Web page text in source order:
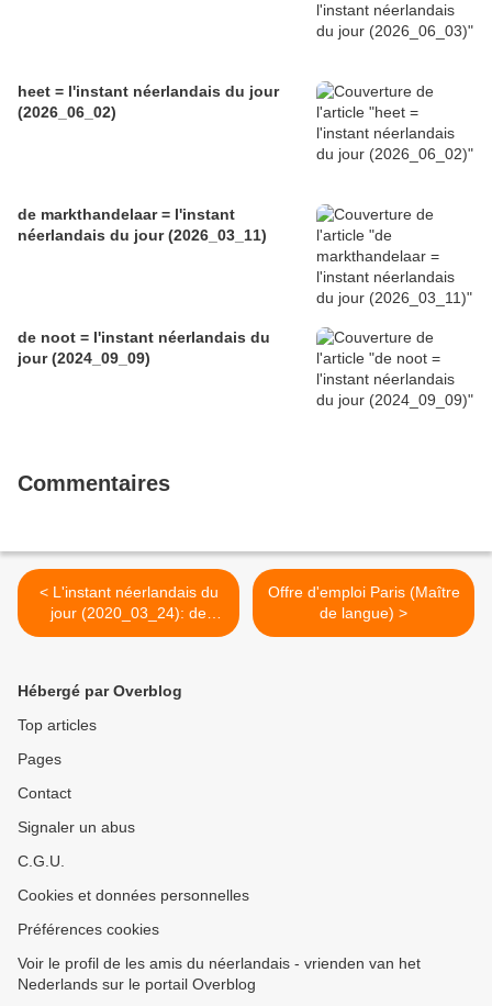
heet = l'instant néerlandais du jour
(2026_06_02)
de markthandelaar = l'instant
néerlandais du jour (2026_03_11)
de noot = l'instant néerlandais du
jour (2024_09_09)
Commentaires
< L'instant néerlandais du
jour (2020_03_24): de
arbeidsmarkt
Offre d'emploi Paris (Maître
de langue) >
Hébergé par Overblog
Top articles
Pages
Contact
Signaler un abus
C.G.U.
Cookies et données personnelles
Préférences cookies
Voir le profil de les amis du néerlandais - vrienden van het
Nederlands sur le portail Overblog